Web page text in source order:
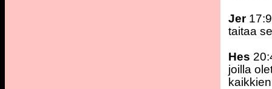
Jer
taitaa
Hes
joilla